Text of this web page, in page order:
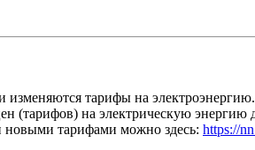
тарифы на
на электрическую энергию
новыми тарифами можно здесь: https://